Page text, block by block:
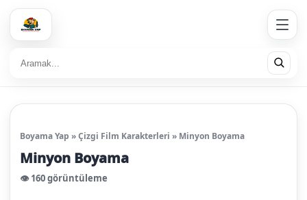
Boyama Yap »Çizgi Film Karakterleri » Minyon Boyama
Minyon Boyama
👁️ 160 görüntüleme